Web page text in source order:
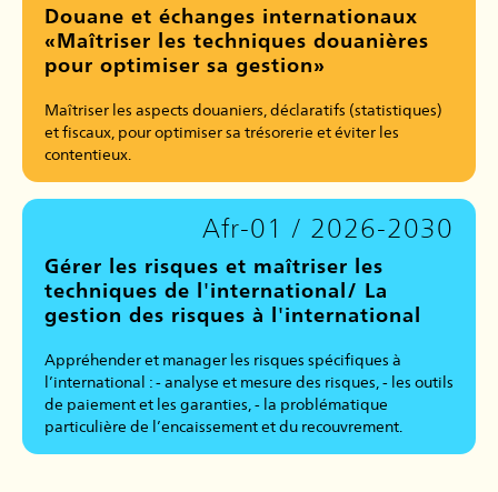
Douane et échanges internationaux
«Maîtriser les techniques douanières
pour optimiser sa gestion»
Maîtriser les aspects douaniers, déclaratifs (statistiques)
et fiscaux, pour optimiser sa trésorerie et éviter les
contentieux.
Afr-01 / 2026-2030
Gérer les risques et maîtriser les
techniques de l'international/ La
gestion des risques à l'international
Appréhender et manager les risques spécifiques à
l’international : - analyse et mesure des risques, - les outils
de paiement et les garanties, - la problématique
particulière de l’encaissement et du recouvrement.